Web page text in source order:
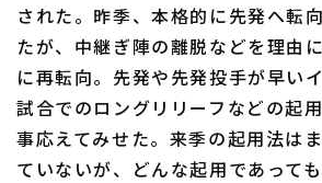
された。昨季、本格的に先発へ転
たが、中継ぎ陣の離脱などを理由
に再転向。先発や先発投手が早い
試合でのロングリリーフなどの起
事応えてみせた。来季の起用法は
ていないが、どんな起用であって